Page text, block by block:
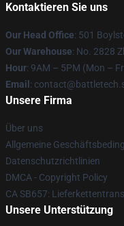
Kontaktieren Sie uns
Our Head Office: 501
Our Warehouse: No. 2828
Hour: 9AM – 5PM (Mon –
Email :
Unsere Firma
Über uns
Allgemeine
Datenschutzrichtlinien
DMCA - Copyright Policy
CA SB657:
Unsere Unterstützung